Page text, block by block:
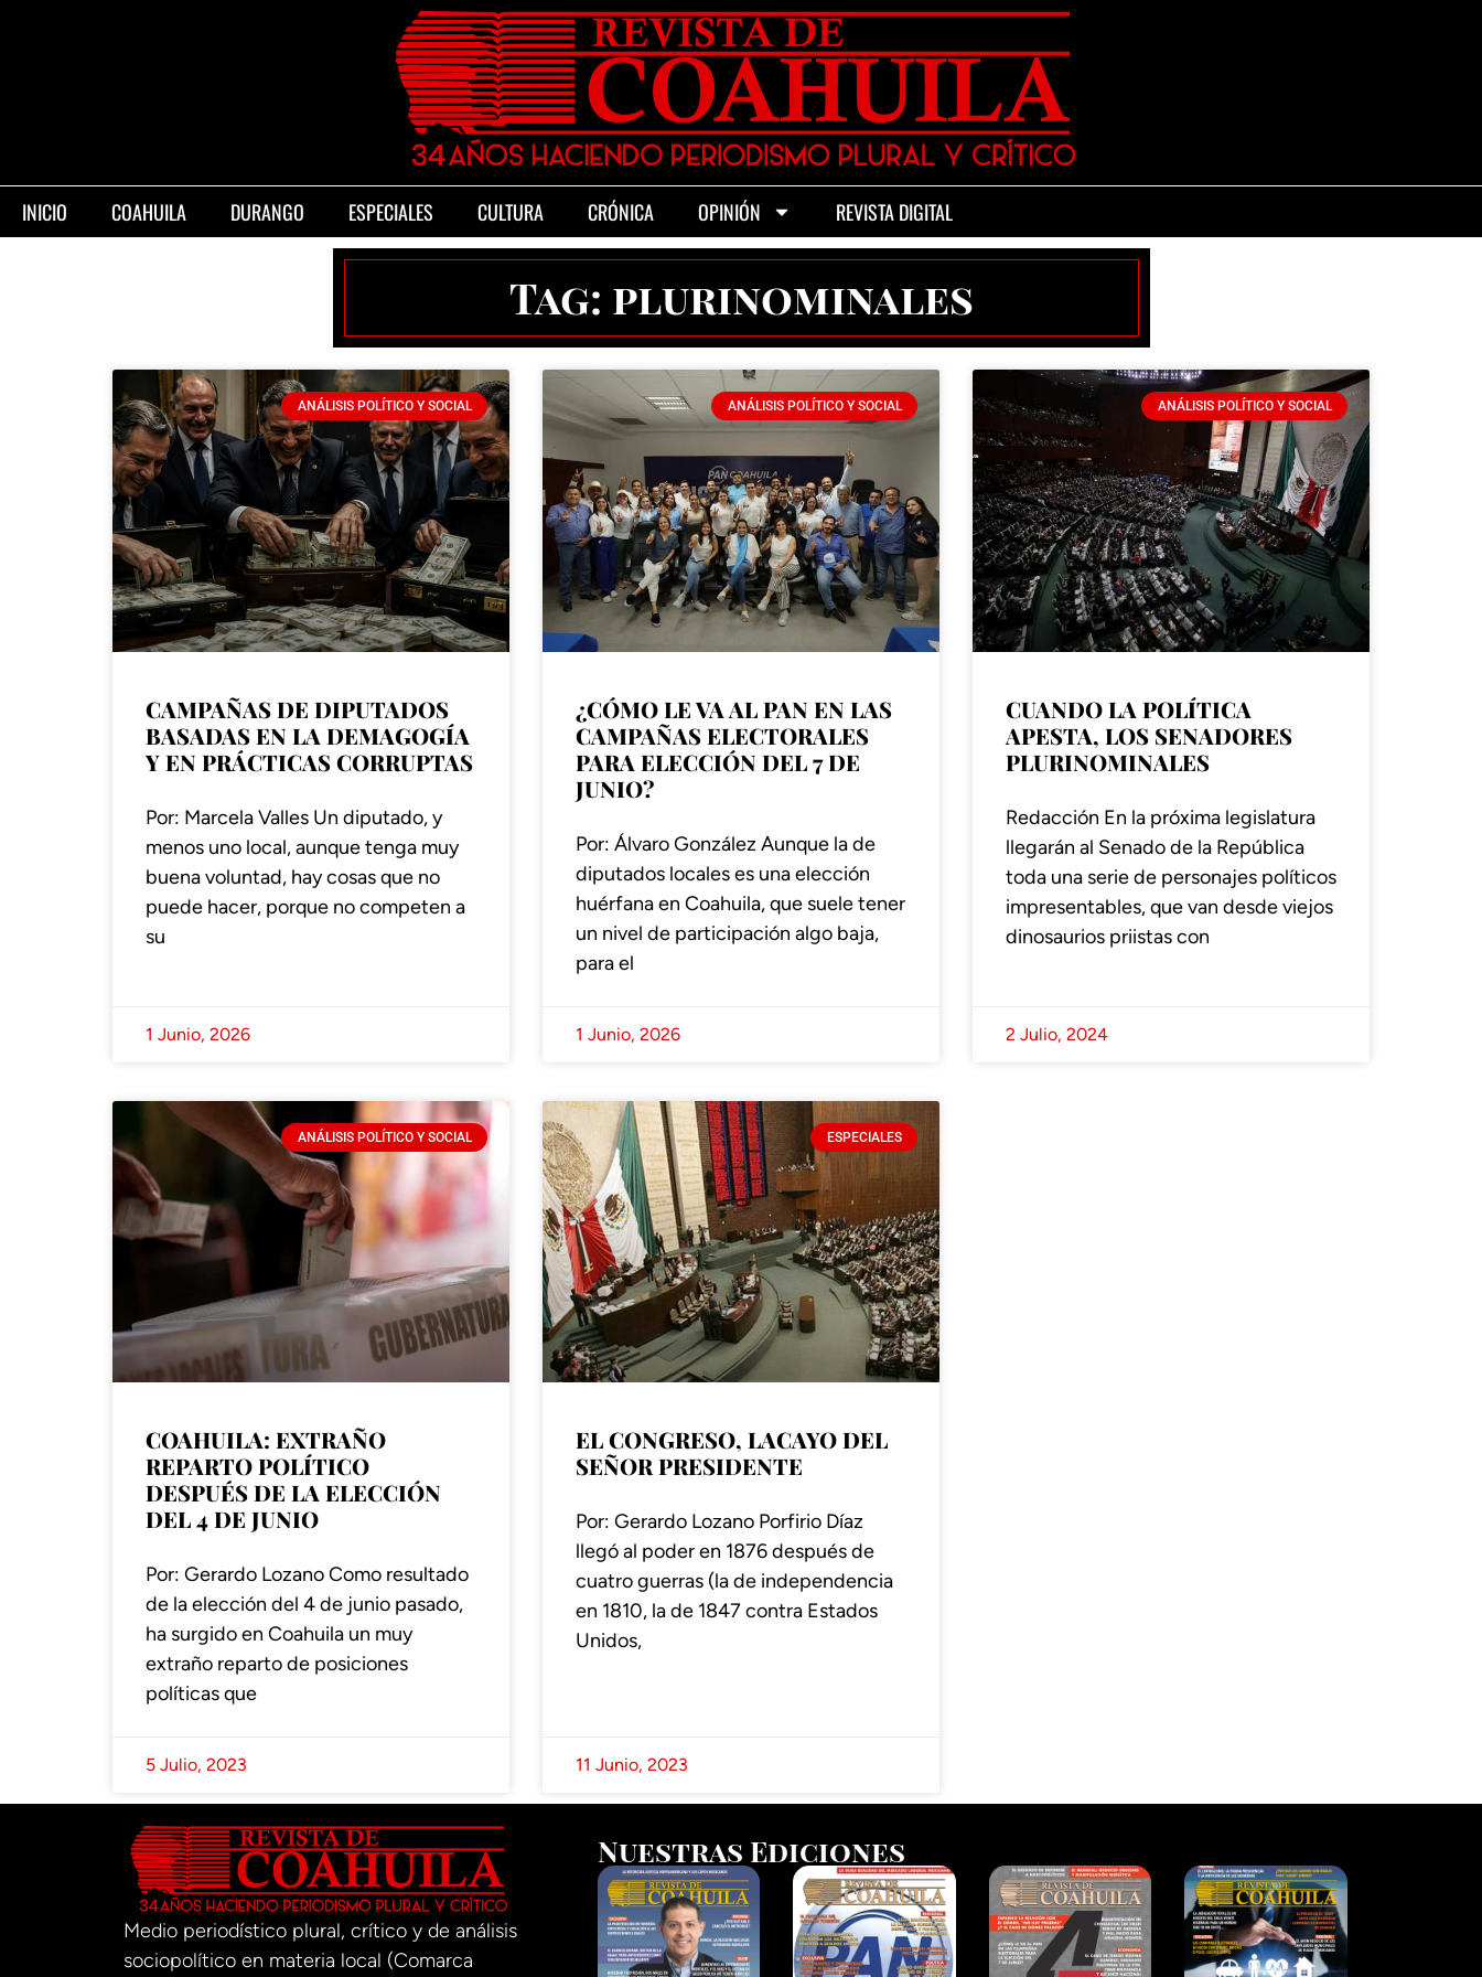
INICIO COAHUILA DURANGO ESPECIALES CULTURA CRÓNICA OPINIÓN REVISTA DIGITAL
Tag: plurinominales
ANÁLISIS POLÍTICO Y SOCIAL
CAMPAÑAS DE DIPUTADOS
BASADAS EN LA DEMAGOGÍA
Y EN PRÁCTICAS CORRUPTAS
Por: Marcela Valles Un diputado, y
menos uno local, aunque tenga muy
buena voluntad, hay cosas que no
puede hacer, porque no competen a
su
1 Junio, 2026
ANÁLISIS POLÍTICO Y SOCIAL
¿CÓMO LE VA AL PAN EN LAS
CAMPAÑAS ELECTORALES
PARA ELECCIÓN DEL 7 DE
JUNIO?
Por: Álvaro González Aunque la de
diputados locales es una elección
huérfana en Coahuila, que suele tener
un nivel de participación algo baja,
para el
1 Junio, 2026
ANÁLISIS POLÍTICO Y SOCIAL
CUANDO LA POLÍTICA
APESTA, LOS SENADORES
PLURINOMINALES
Redacción En la próxima legislatura
llegarán al Senado de la República
toda una serie de personajes políticos
impresentables, que van desde viejos
dinosaurios priistas con
2 Julio, 2024
ANÁLISIS POLÍTICO Y SOCIAL
COAHUILA: EXTRAÑO
REPARTO POLÍTICO
DESPUÉS DE LA ELECCIÓN
DEL 4 DE JUNIO
Por: Gerardo Lozano Como resultado
de la elección del 4 de junio pasado,
ha surgido en Coahuila un muy
extraño reparto de posiciones
políticas que
5 Julio, 2023
ESPECIALES
EL CONGRESO, LACAYO DEL
SEÑOR PRESIDENTE
Por: Gerardo Lozano Porfirio Díaz
llegó al poder en 1876 después de
cuatro guerras (la de independencia
en 1810, la de 1847 contra Estados
Unidos,
11 Junio, 2023
Medio periodístico plural, crítico y de análisis
sociopolítico en materia local (Comarca
Nuestras Ediciones